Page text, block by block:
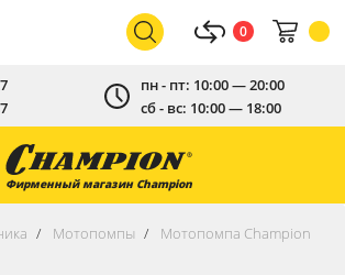
пн - пт: 10:00 — 20:00
сб - вс: 10:00 — 18:00
0
Фирменный магазин Champion
Мотопомпы
Мотопомпа Champion